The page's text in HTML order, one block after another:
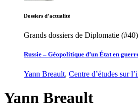
Dossiers d’actualité
Grands dossiers de Diplomatie (#40)
Russie – Géopolitique d’un État en
Yann Breault, Centre d’études sur
Yann Breault